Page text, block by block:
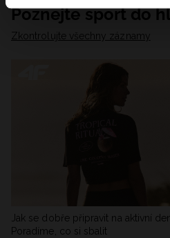
Poznejte sport do
Zkontrolujte všechny záznamy
Jak se dobře připravit na aktivní
Poradíme, co si sbalit